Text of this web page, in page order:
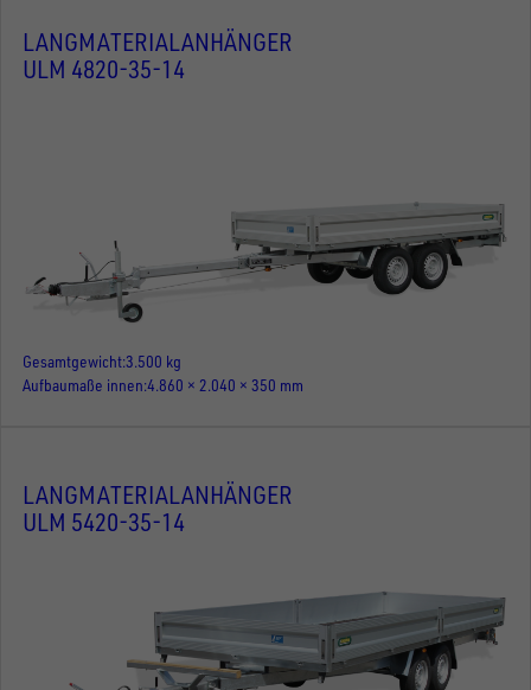
LANGMATERIALANHÄNGER
ULM 4820-35-14
Gesamtgewicht3.500 kg
Aufbaumaße innen 4.860 × 2.040 × 350 mm
LANGMATERIALANHÄNGER
ULM 5420-35-14